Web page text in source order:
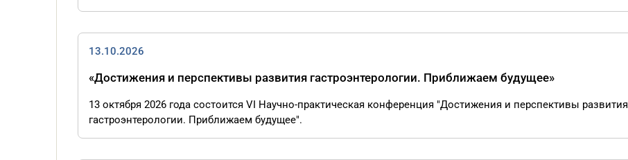
13.10.2026
«Достижения и перспективы развития гастроэнтерологии. Приближаем будущее»
13 октября 2026 года состоится VI Научно-практическая конференция "Достижения и перспективы развития
гастроэнтерологии. Приближаем будущее".